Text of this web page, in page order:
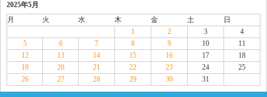
2025年5月
月
火 水 木 金 土
日
1
2 3
4
5
6 7 8 9 10
11
12
13 14 15 16 17
18
19
20 21 22 23 24
25
26
27 28 29 30 31